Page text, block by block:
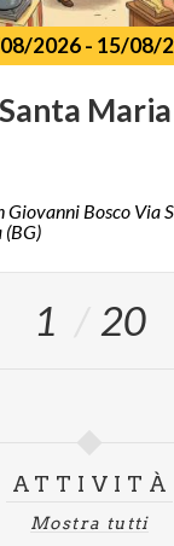
2026- 15/08/
Santa Maria
Bosco Via
(BG)
1 20
ATTIVITÀ
Mostra tutti